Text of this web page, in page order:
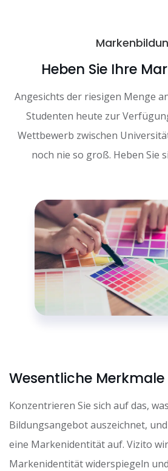
Heben Sie Ihre
Angesichts der riesigen Menge
Studenten heute zur
Wettbewerb zwischen
noch nie so groß. Heben Sie
Wesentliche
Konzentrieren Sie sich auf das,
Bildungsangebot auszeichnet,
eine Markenidentität auf. Vizito
Markenidentität widerspiegeln